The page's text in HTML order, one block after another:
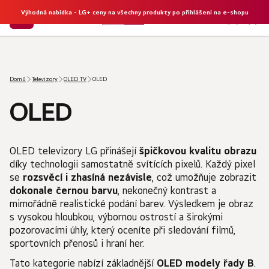
Výhodná nabídka - LG+ ceny na všechny produkty po přihlášení na e-shopu
Hledat
Domů Televizory OLED TV OLED
OLED
OLED televizory LG přinášejí špičkovou kvalitu obrazu
díky technologii samostatně svítících pixelů. Každý pixel
se rozsvěcí i zhasíná nezávisle, což umožňuje zobrazit
dokonale černou barvu, nekonečný kontrast a
mimořádně realistické podání barev. Výsledkem je obraz
s vysokou hloubkou, výbornou ostrostí a širokými
pozorovacími úhly, který oceníte při sledování filmů,
sportovních přenosů i hraní her.
Tato kategorie nabízí základnější OLED modely řady B.